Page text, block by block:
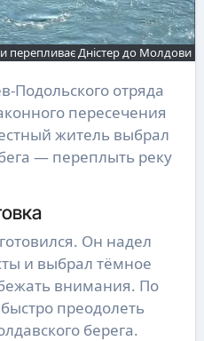
перепливає Дністер до Молдови
пересечения
житель выбрал
— переплыть реку
Он надел
и выбрал тёмное
внимания. По
преодолеть
берега.